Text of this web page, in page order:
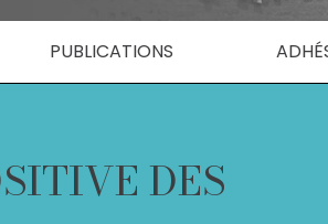
PUBLICATIONS
DES